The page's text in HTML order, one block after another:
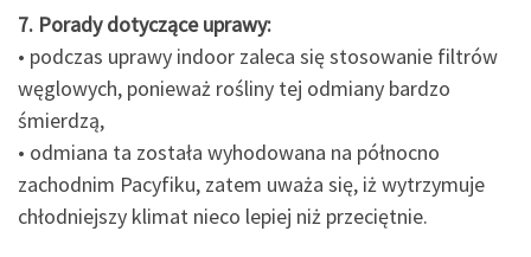
7. Porady dotyczące uprawy:
• podczas uprawy indoor zaleca się stosowanie filtrów
węglowych, ponieważ rośliny tej odmiany bardzo
śmierdzą,
• odmiana ta została wyhodowana na północno
zachodnim Pacyfiku, zatem uważa się, iż wytrzymuje
chłodniejszy klimat nieco lepiej niż przeciętnie.